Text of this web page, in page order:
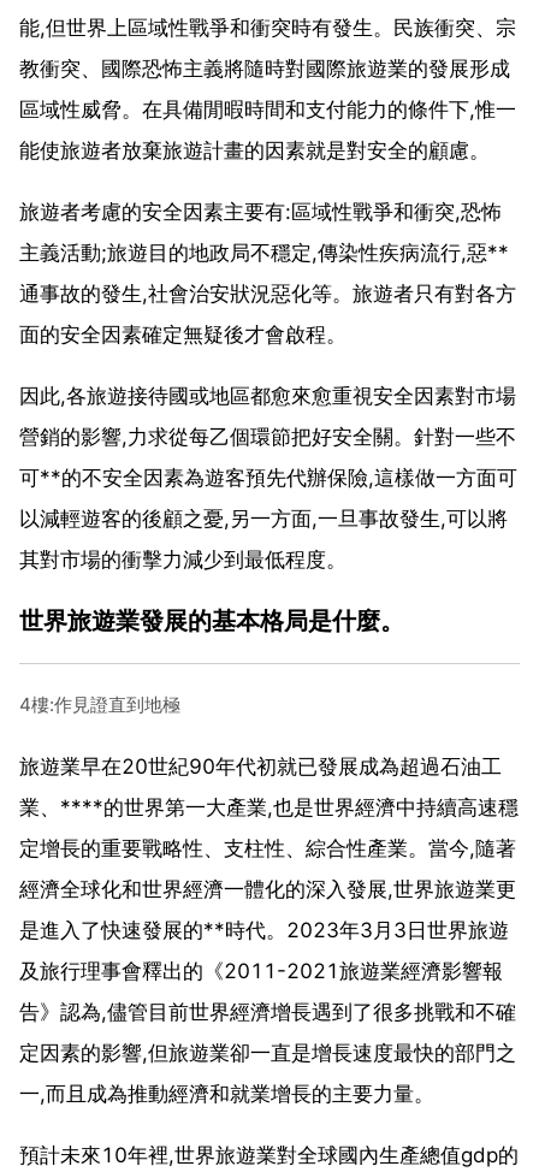
能,但世界上區域性戰爭和衝突時有發生。民族衝突、宗
教衝突、國際恐怖主義將隨時對國際旅遊業的發展形成
區域性威脅。在具備閒暇時間和支付能力的條件下,惟一
能使旅遊者放棄旅遊計畫的因素就是對安全的顧慮。
旅遊者考慮的安全因素主要有:區域性戰爭和衝突,恐怖
主義活動;旅遊目的地政局不穩定,傳染性疾病流行,惡**
通事故的發生,社會治安狀況惡化等。旅遊者只有對各方
面的安全因素確定無疑後才會啟程。
因此,各旅遊接待國或地區都愈來愈重視安全因素對市場
營銷的影響,力求從每乙個環節把好安全關。針對一些不
可**的不安全因素為遊客預先代辦保險,這樣做一方面可
以減輕遊客的後顧之憂,另一方面,一旦事故發生,可以將
其對市場的衝擊力減少到最低程度。
世界旅遊業發展的基本格局是什麼。
4樓:作見證直到地極
旅遊業早在20世紀90年代初就已發展成為超過石油工
業、****的世界第一大產業,也是世界經濟中持續高速穩
定增長的重要戰略性、支柱性、綜合性產業。當今,隨著
經濟全球化和世界經濟一體化的深入發展,世界旅遊業更
是進入了快速發展的**時代。2023年3月3日世界旅遊
及旅行理事會釋出的《2011-2021旅遊業經濟影響報
告》認為,儘管目前世界經濟增長遇到了很多挑戰和不確
定因素的影響,但旅遊業卻一直是增長速度最快的部門之
一,而且成為推動經濟和就業增長的主要力量。
預計未來10年裡,世界旅遊業對全球國內生產總值gdp的